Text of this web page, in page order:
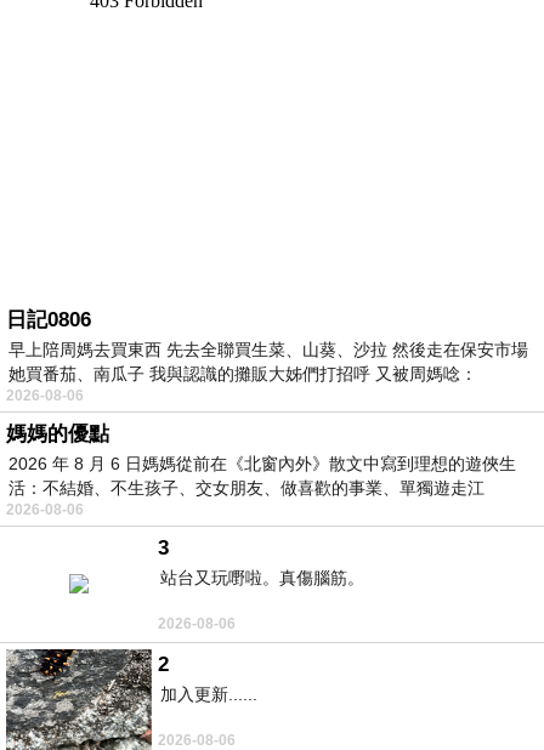
日記0806
早上陪周媽去買東西 先去全聯買生菜、山葵、沙拉 然後走在保安市場
她買番茄、南瓜子 我與認識的攤販大姊們打招呼 又被周媽唸：
2026-08-06
媽媽的優點
2026 年 8 月 6 日媽媽從前在《北窗內外》散文中寫到理想的遊俠生
活：不結婚、不生孩子、交女朋友、做喜歡的事業、單獨遊走江
湖⋯⋯，
2026-08-06
3
站台又玩嘢啦。真傷腦筋。
2026-08-06
2
加入更新......
2026-08-06